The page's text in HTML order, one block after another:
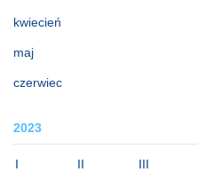
kwiecień
maj
czerwiec
2023
I II III